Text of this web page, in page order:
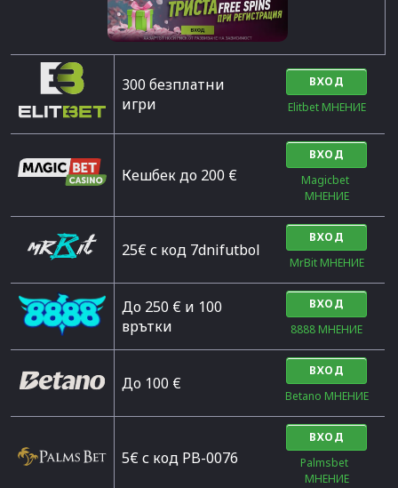
300 безплатни
игри
ВХОД
Elitbet МНЕНИЕ
Кешбек до 200 €
ВХОД
Magicbet
МНЕНИЕ
25€ с код 7dnifutbol
ВХОД
MrBit МНЕНИЕ
До 250 € и 100
врътки
ВХОД
8888 МНЕНИЕ
Дo 100 €
ВХОД
Betano МНЕНИЕ
5€ с код PB-0076
ВХОД
Palmsbet
МНЕНИЕ